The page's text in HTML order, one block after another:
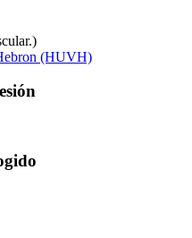
(HUVH)